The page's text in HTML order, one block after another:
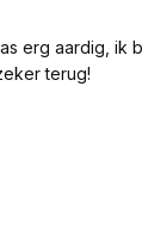
erg aardig, ik
terug!